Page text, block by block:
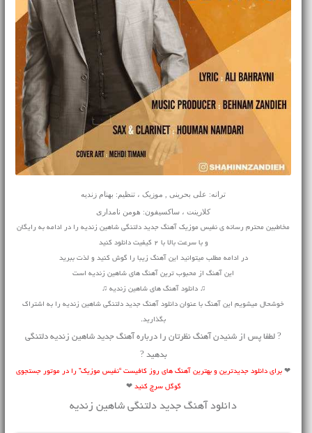
ترانه: علی بحرینی , موزیک ، تنظیم: بهنام زندیه
کلارینت ، ساکسیفون: هومن نامداری
مخاطبین محترم رسانه ی نفیس موزیک آهنگ جدید دلتنگی شاهین زندیه را در ادامه به رایگان
و با سرعت بالا با 2 کیفیت دانلود کنید
در ادامه مطلب میتوانید این آهنگ زیبا را گوش کنید و لذت ببرید
این آهنگ از محبوب ترین آهنگ های شاهین زندیه است
♫ دانلود آهنگ های شاهین زندیه ♫
خوشحال میشویم این آهنگ با عنوان دانلود آهنگ جدید دلتنگی شاهین زندیه را به اشتراک
بگذارید.
? لطفا پس از شنیدن آهنگ نظرتان را درباره آهنگ جدید شاهین زندیه دلتنگی
بدهید ?
❤ برای دانلود جدیدترین و بهترین آهنگ های روز کافیست “نفیس موزیک” را در موتور جستجوی
گوگل سرچ کنید ❤
دانلود آهنگ جدید دلتنگی شاهین زندیه